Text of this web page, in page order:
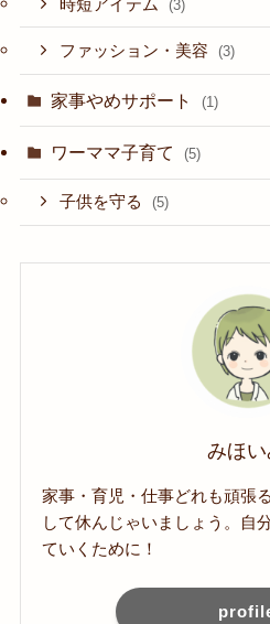
時短アイテム (3)
ファッション・美容 (3)
家事やめサポート (1)
ワーママ子育て (5)
子供を守る (5)
みほい
家事・育児・仕事どれも頑張
して休んじゃいましょう。自
ていくために！